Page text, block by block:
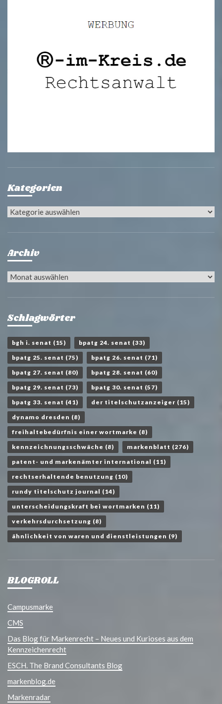
Kategorien
Kategorien
Archiv
Archiv
Schlagwörter
bgh i. senat (15) bpatg 24. senat (33)
bpatg 25. senat (75) bpatg 26. senat (71)
bpatg 27. senat (80) bpatg 28. senat (60)
bpatg 29. senat (73) bpatg 30. senat (57)
bpatg 33. senat (41) der titelschutzanzeiger (15)
dynamo dresden (8)
freihaltebedürfnis einer wortmarke (8)
kennzeichnungsschwäche (8) markenblatt (276)
patent- und markenämter international (11)
rechtserhaltende benutzung (10)
rundy titelschutz journal (14)
unterscheidungskraft bei wortmarken (11)
verkehrsdurchsetzung (8)
ähnlichkeit von waren und dienstleistungen (9)
BLOGROLL
Campusmarke
CMS
Das Blog für Markenrecht – Neues und Kurioses aus dem
Kennzeichenrecht
ESCH. The Brand Consultants Blog
markenblog.de
Markenradar